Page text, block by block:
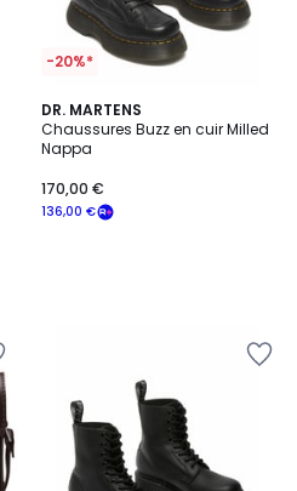
-20%*
DR. MARTENS
Chaussures Buzz en cuir Milled
Nappa
136,00 €
170,00 €